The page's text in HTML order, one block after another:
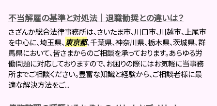
不当解雇の基準と対処法｜退職勧奨との違いは？
さざんか総合法律事務所は、さいたま市、川口市、川越市、上尾市
を中心に、埼玉県、 東京都、千葉県、神奈川県、栃木県、茨城県、群
馬県において、皆さまからのご相談を承っております。あらゆる労
働問題に対応しておりますので、お困りの際にはお気軽に当事務
所までご相談ください。豊富な知識と経験から、ご相談者様に最
適な解決方法をご...